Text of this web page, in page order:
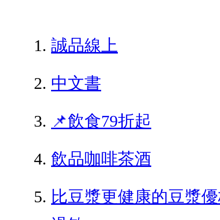
誠品線上
中文書
📌飲食79折起
飲品咖啡茶酒
比豆漿更健康的豆漿